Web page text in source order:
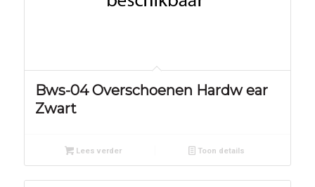
Bws-04 Overschoenen Hardw ear
Zwart
Lees verder Toon details